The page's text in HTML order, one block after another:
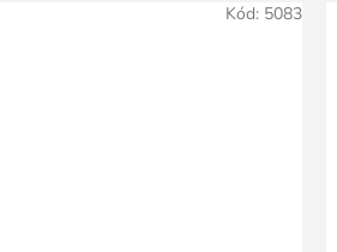
Kód: 5083